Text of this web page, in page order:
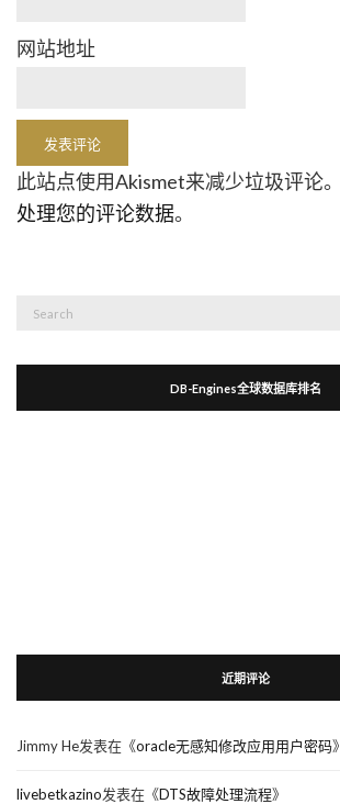
网站地址
此站点使用Akismet来减少垃圾评论。
处理您的评论数据。
DB-Engines全球数据库排名
近期评论
Jimmy He发表在《oracle无感知修改应用用户密码》
livebetkazino发表在《DTS故障处理流程》